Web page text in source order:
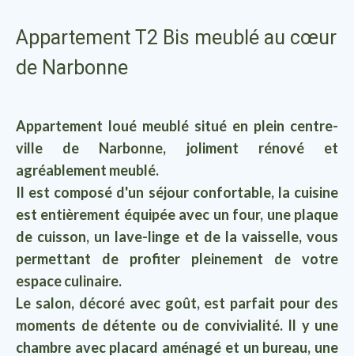
Appartement T2 Bis meublé au cœur
de Narbonne
Appartement loué meublé situé en plein centre-
ville de Narbonne, joliment rénové et
agréablement meublé.
Il est composé d'un séjour confortable, la cuisine
est entièrement équipée avec un four, une plaque
de cuisson, un lave-linge et de la vaisselle, vous
permettant de profiter pleinement de votre
espace culinaire.
Le salon, décoré avec goût, est parfait pour des
moments de détente ou de convivialité. Il y une
chambre avec placard aménagé et un bureau, une